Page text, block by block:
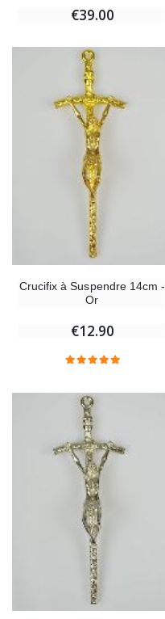
€39.00
Crucifix à Suspendre 14cm -
Or
€12.90